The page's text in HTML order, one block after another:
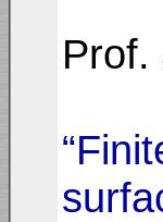
Prof.